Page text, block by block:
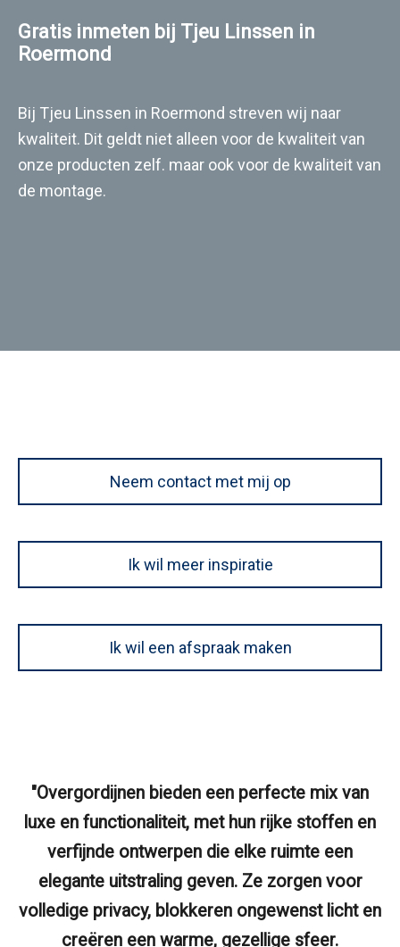
Gratis inmeten bij Tjeu Linssen in
Roermond
Bij Tjeu Linssen in Roermond streven wij naar
kwaliteit. Dit geldt niet alleen voor de kwaliteit van
onze producten zelf. maar ook voor de kwaliteit van
de montage.
Neem contact met mij op
Ik wil meer inspiratie
Ik wil een afspraak maken
"Overgordijnen bieden een perfecte mix van
luxe en functionaliteit, met hun rijke stoffen en
verfijnde ontwerpen die elke ruimte een
elegante uitstraling geven. Ze zorgen voor
volledige privacy, blokkeren ongewenst licht en
creëren een warme, gezellige sfeer.